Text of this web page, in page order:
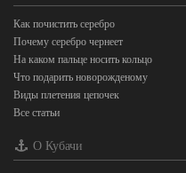
Как почистить серебро
Почему серебро чернеет
На каком пальце носить кольцо
Что подарить новорожденому
Виды плетения цепочек
Все статьи
О Кубачи